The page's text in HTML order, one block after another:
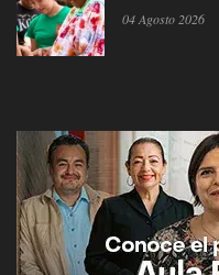
04 Agosto 2026